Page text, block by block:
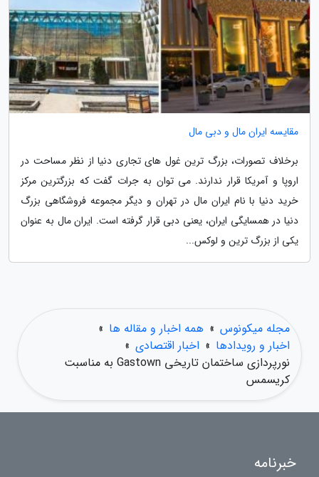
مقایسه ایران مال و دبی مال
برخلاف تصورات، بزرگ ترین غول های تجاری دنیا از نظر مساحت در
اروپا و آمریکا قرار ندارند. می توان به جرات گفت که بزرگترین مرکز
خرید دنیا با نام ایران مال در تهران و دیگر مجموعه فروشگاهی بزرگ
دنیا در همسایگی ایران، یعنی دبی قرار گرفته است. ایران مال به عنوان
یکی از بزرگ ترین و لوکس...
مجله میکونوس » همه اخبار و مقاله ها »
اخبار و رویدادها » اخبار اقتصادی »
نورپردازی ساختمان تاریخی Gastown به مناسبت
کریسمس
خبرنامه